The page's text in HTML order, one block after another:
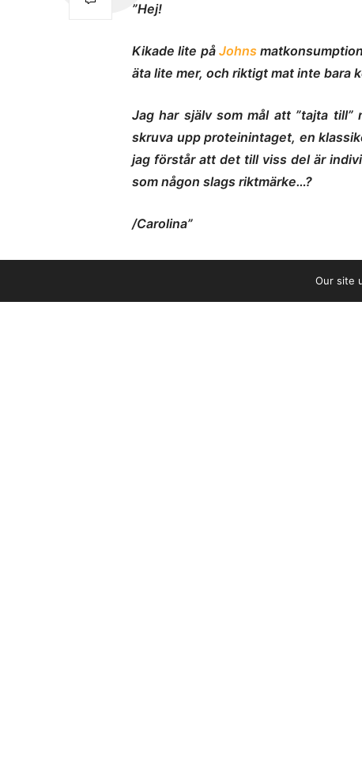
”Hej!
Kikade lite på Johns
äta lite mer, och riktigt mat inte bara
Jag har själv som mål att ”tajta
skruva upp proteinintaget, en
jag förstår att det till viss del är
som någon slags riktmärke…?
/Carolina”
Our site